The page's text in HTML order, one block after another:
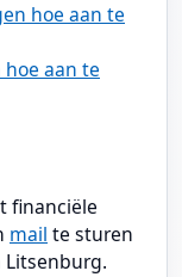
hoe aan te
aan te
financiële
mail te sturen
Litsenburg.